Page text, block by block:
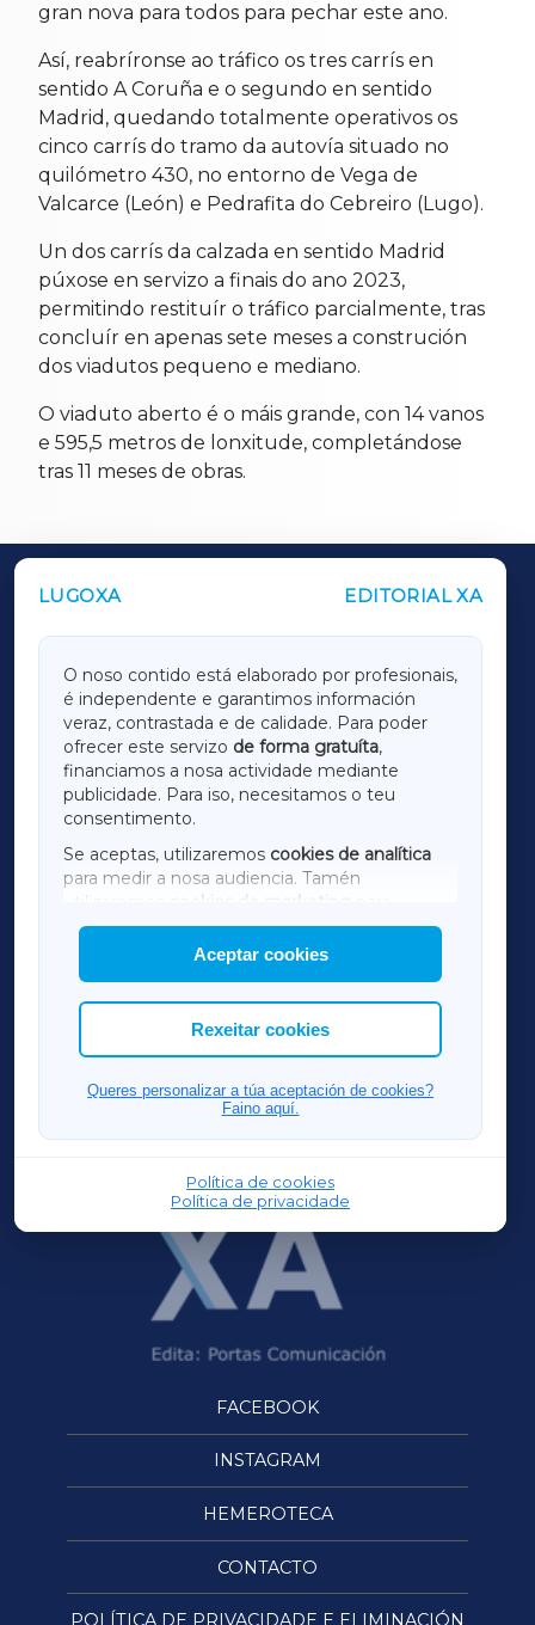
gran nova para todos para pechar este ano.
Así, reabríronse ao tráfico os tres carrís en
sentido A Coruña e o segundo en sentido
Madrid, quedando totalmente operativos os
cinco carrís do tramo da autovía situado no
quilómetro 430, no entorno de Vega de
Valcarce (León) e Pedrafita do Cebreiro (Lugo).
Un dos carrís da calzada en sentido Madrid
púxose en servizo a finais do ano 2023,
permitindo restituír o tráfico parcialmente, tras
concluír en apenas sete meses a construción
dos viadutos pequeno e mediano.
O viaduto aberto é o máis grande, con 14 vanos
e 595,5 metros de lonxitude, completándose
tras 11 meses de obras.
LUGOXA EDITORIAL XA
O noso contido está elaborado por profesionais,
é independente e garantimos información
veraz, contrastada e de calidade. Para poder
ofrecer este servizo de forma gratuíta,
financiamos a nosa actividade mediante
publicidade. Para iso, necesitamos o teu
consentimento.
Se aceptas, utilizaremos cookies de analítica
para medir a nosa audiencia. Tamén
utilizaremos
cookies de marketing
mostrar publicidade de terceiros.
Así mesmo, podes personalizar a elección das
cookies que desexas permitir.
Aceptar cookies
Rexeitar cookies
Queres personalizar a túa aceptación de cookies?
Faino aquí.
Política de cookies
Política de privacidade
OUTROS PERIÓDICOS
LUGOXA
TERRACHAXA
AMARIÑAXA
RIBEIRASACRAXA
ACORUÑAXA
FERROLXA
OURENSEXA
FACEBOOK
INSTAGRAM
HEMEROTECA
CONTACTO
POLÍTICA DE PRIVACIDADE E ELIMINACIÓN